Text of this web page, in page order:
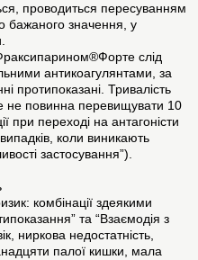
проводиться пересуванням
бажаного значення, у
слід
антикоагулянтами, за
протипоказані. Тривалість
не повинна перевищувати 10
при переході на антагоністи
коли виникають
застосування”).
комбінації здеякими
та “Взаємодія з
ниркова недостатність,
палої кишки, мала